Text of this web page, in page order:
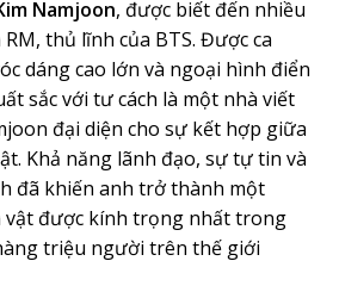
Namjoon, được biết đến nhiều
thủ lĩnh của BTS. Được ca
dáng cao lớn và ngoại hình điển
sắc với tư cách là một nhà viết
đại diện cho sự kết hợp giữa
Khả năng lãnh đạo, sự tự tin và
đã khiến anh trở thành một
được kính trọng nhất trong
triệu người trên thế giới